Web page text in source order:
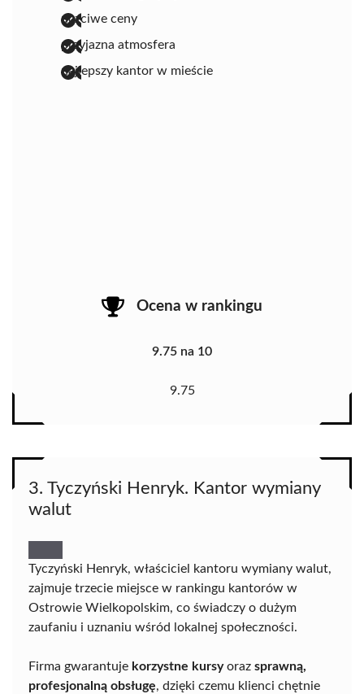
uczciwe ceny
przyjazna atmosfera
najlepszy kantor w mieście
Ocena w rankingu
9.75 na 10
9.75
3. Tyczyński Henryk. Kantor wymiany
walut
Tyczyński Henryk, właściciel kantoru wymiany walut,
zajmuje trzecie miejsce w rankingu kantorów w
Ostrowie Wielkopolskim, co świadczy o dużym
zaufaniu i uznaniu wśród lokalnej społeczności.
Firma gwarantuje korzystne kursyoraz sprawną,
profesjonalną obsługę, dzięki czemu klienci chętnie